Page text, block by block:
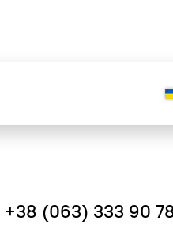
+38 (063) 333 90